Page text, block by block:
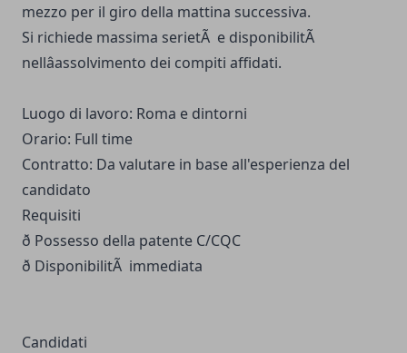
mezzo per il giro della mattina successiva.
Si richiede massima serietÃ e disponibilitÃ
nellâassolvimento dei compiti affidati.
Luogo di lavoro: Roma e dintorni
Orario: Full time
Contratto: Da valutare in base all'esperienza del
candidato
Requisiti
ð Possesso della patente C/CQC
ð DisponibilitÃ immediata
Candidati